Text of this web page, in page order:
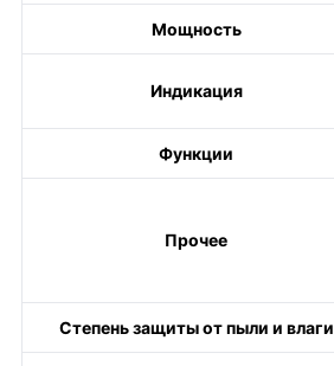
Мощность
Индикация
Функции
Прочее
Степень защиты от пыли и влаги